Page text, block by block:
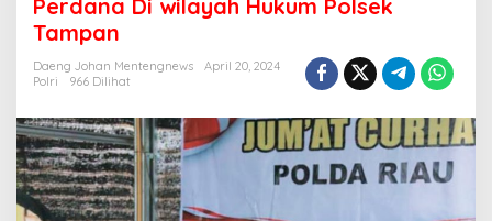
a
a
K
e
m
b
a
Perdana Di wilayah Hukum Polsek
Tampan
Daeng Johan Mentengnews
April 20, 2024
Polri
966 Dilihat